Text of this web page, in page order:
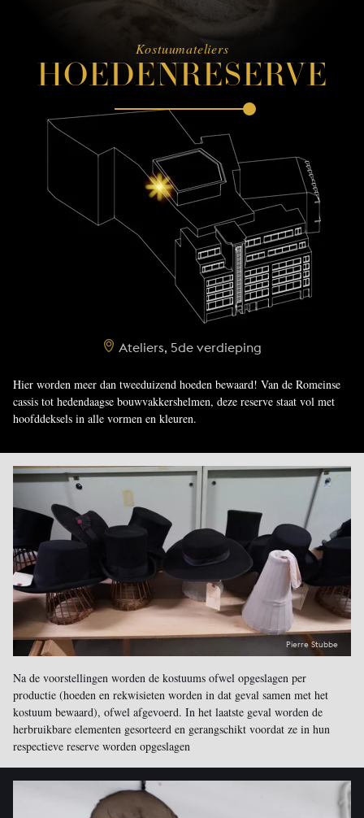
Kostuumateliers
HOEDENRESERVE
Ateliers, 5de verdieping
Hier worden meer dan tweeduizend hoeden bewaard! Van de Romeinse
cassis tot hedendaagse bouwvakkershelmen, deze reserve staat vol met
hoofddeksels in alle vormen en kleuren.
Pierre Stubbe
Na de voorstellingen worden de kostuums ofwel opgeslagen per
productie (hoeden en rekwisieten worden in dat geval samen met het
kostuum bewaard), ofwel afgevoerd. In het laatste geval worden de
herbruikbare elementen gesorteerd en gerangschikt voordat ze in hun
respectieve reserve worden opgeslagen